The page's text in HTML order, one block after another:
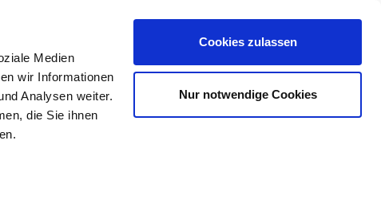
Medien
wir Informationen
Analysen weiter.
die Sie ihnen
Cookies zulassen
Nur notwendige Cookies
Contact